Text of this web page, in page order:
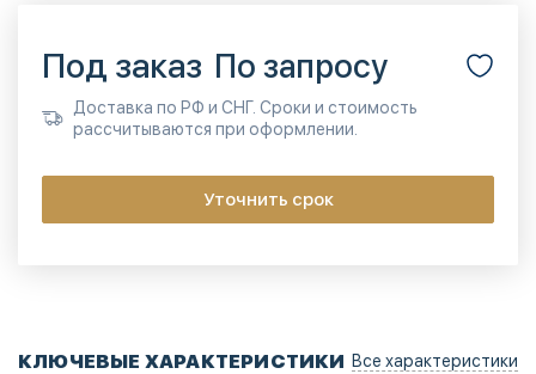
Под заказ По запросу
Доставка по РФ и СНГ. Сроки и стоимость
рассчитываются при оформлении.
Уточнить срок
КЛЮЧЕВЫЕ ХАРАКТЕРИСТИКИ Все характеристики